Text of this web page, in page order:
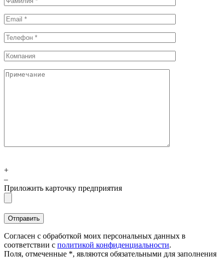
+
–
Приложить карточку предприятия
Согласен с обработкой моих персональных данных в
соответствии с политикой конфиденциальности.
Поля, отмеченные *, являются обязательными для заполнения